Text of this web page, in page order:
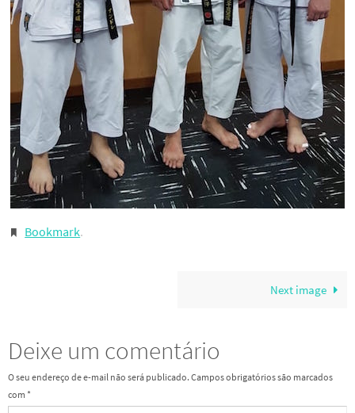
Bookmark.
Next image
Deixe um comentário
O seu endereço de e-mail não será publicado. Campos obrigatórios são marcados
com *